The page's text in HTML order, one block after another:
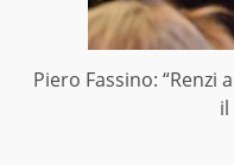
Piero Fassino: “Renzi
il